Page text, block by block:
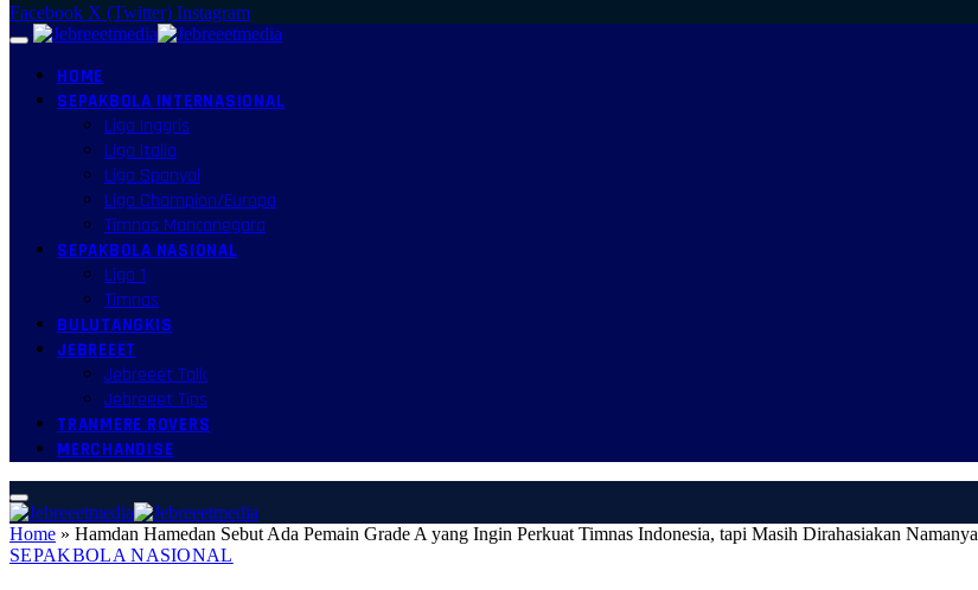
Facebook X (Twitter) Instagram
HOME
SEPAKBOLA INTERNASIONAL
Liga Inggris
Liga Italia
Liga Spanyol
Liga Champion/Europa
Timnas Mancanegara
SEPAKBOLA NASIONAL
Liga 1
Timnas
BULUTANGKIS
JEBREEET
Jebreeet Talk
Jebreeet Tips
TRANMERE ROVERS
MERCHANDISE
Home » Hamdan Hamedan Sebut Ada Pemain Grade A yang Ingin Perkuat Timnas Indonesia, tapi Masih Dirahasiakan Namanya
SEPAKBOLA NASIONAL